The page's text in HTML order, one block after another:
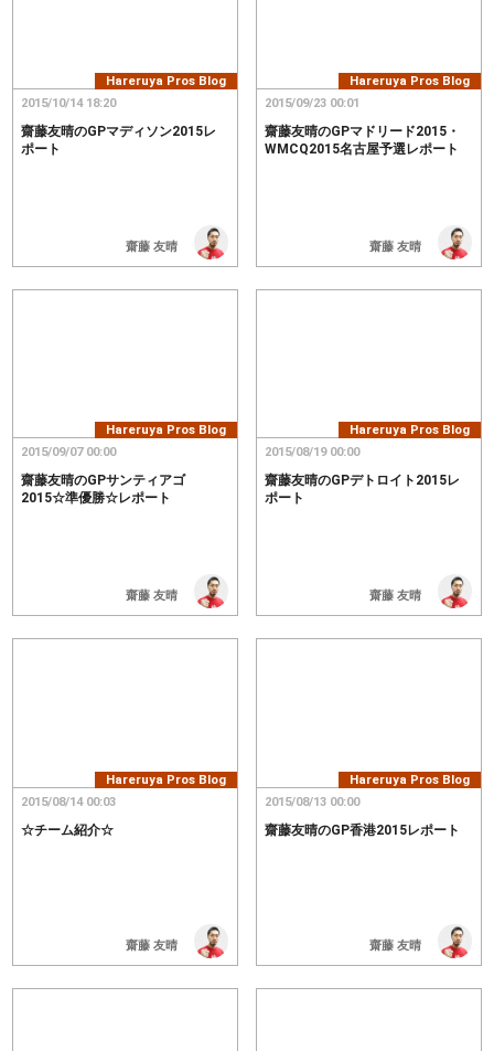
Hareruya Pros Blog
齋藤 友晴
齋藤友晴のGPマディソン2015レ
ポート
2015/10/14 18:20
Hareruya Pros Blog
齋藤 友晴
齋藤友晴のGPマドリード2015・
WMCQ2015名古屋予選レポート
2015/09/23 00:01
Hareruya Pros Blog
齋藤 友晴
齋藤友晴のGPサンティアゴ
2015☆準優勝☆レポート
2015/09/07 00:00
Hareruya Pros Blog
齋藤 友晴
齋藤友晴のGPデトロイト2015レ
ポート
2015/08/19 00:00
Hareruya Pros Blog
齋藤 友晴
☆チーム紹介☆
2015/08/14 00:03
Hareruya Pros Blog
齋藤 友晴
齋藤友晴のGP香港2015レポート
2015/08/13 00:00